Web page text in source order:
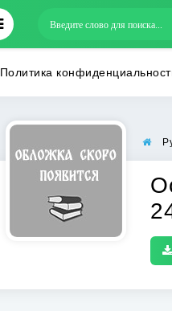
Политика